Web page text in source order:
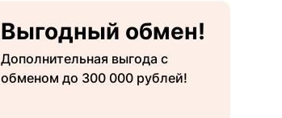
Выгодный обмен!
Дополнительная выгода с
обменом до 300 000 рублей!